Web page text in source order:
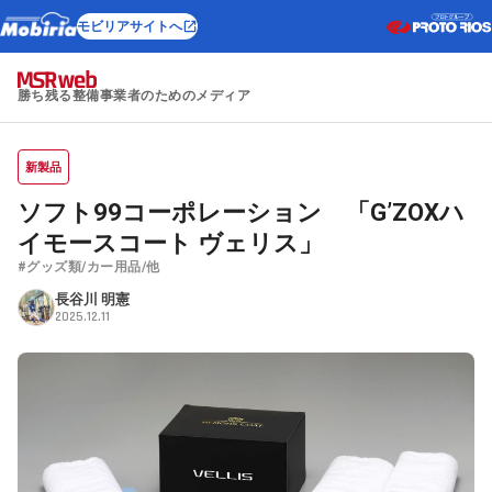
モビリアサイトへ
勝ち残る整備事業者のためのメディア
新製品
ソフト99コーポレーション 「G’ZOXハ
イモースコート ヴェリス」
#グッズ類/カー用品/他
長谷川 明憲
2025.12.11